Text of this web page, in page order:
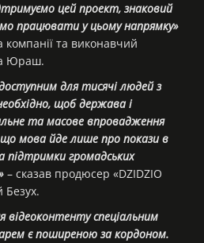
цей проект, знаковий
працювати у цьому напрямку»
компанії та виконавчий
Юраш.
для тисячі людей з
щоб держава і
та масове впровадження
мова йде лише про покази в
підтримки громадських
– сказав продюсер «DZIDZIO
відеоконтенту спеціальним
є поширеною за кордоном.